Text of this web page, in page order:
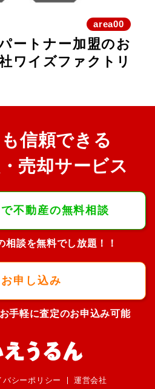
ートナー加盟のお
ワイズファクトリ
area00
信頼できる
売却サービス
不動産の無料相談
相談を無料でし放題！！
申し込み
手軽に査定のお申込み可能
バシーポリシー 運営会社